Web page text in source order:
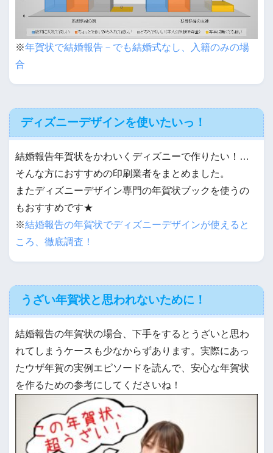
※年賀状で結婚報告－でも結婚式なし、入籍のみの場
合
ディズニーデザインを使いたいっ！
結婚報告年賀状をかわいくディズニーで作りたい！…
そんな方におすすめの印刷業者をまとめました。
またディズニーデザイン専門の年賀状ブックを使うの
もおすすめです★
※結婚報告の年賀状でディズニーデザインが使えると
ころ、徹底調査！
うざい年賀状と思われないために！
結婚報告の年賀状の場合、下手をするとうざいと思わ
れてしまうケースも少なからずあります。実際にあっ
たウザ年賀の実例エピソードを読んで、安心な年賀状
を作るための参考にしてくださいね！